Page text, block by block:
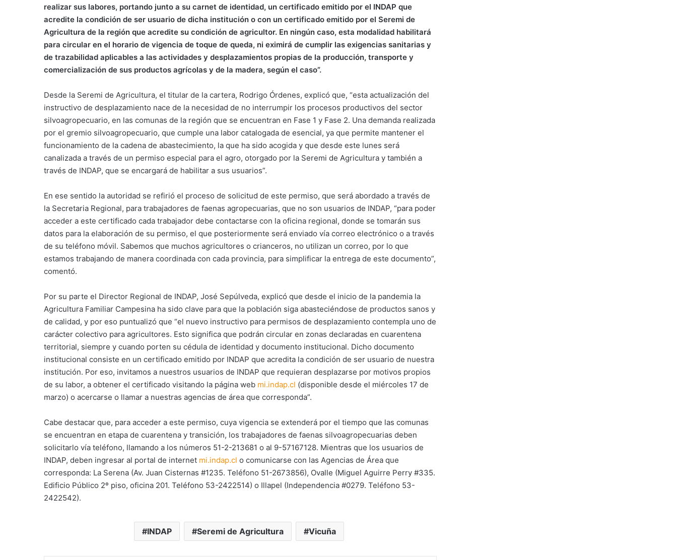
realizar sus labores, portando junto a su carnet de identidad, un certificado emitido por el INDAP que
acredite la condición de ser usuario de dicha institución o con un certificado emitido por el Seremi de
Agricultura de la región que acredite su condición de agricultor. En ningún caso, esta modalidad habilitará
para circular en el horario de vigencia de toque de queda, ni eximirá de cumplir las exigencias sanitarias y
de trazabilidad aplicables a las actividades y desplazamientos propias de la producción, transporte y
comercialización de sus productos agrícolas y de la madera, según el caso”.
Desde la Seremi de Agricultura, el titular de la cartera, Rodrigo Órdenes, explicó que, “esta actualización del
instructivo de desplazamiento nace de la necesidad de no interrumpir los procesos productivos del sector
silvoagropecuario, en las comunas de la región que se encuentran en Fase 1 y Fase 2. Una demanda realizada
por el gremio silvoagropecuario, que cumple una labor catalogada de esencial, ya que permite mantener el
funcionamiento de la cadena de abastecimiento, la que ha sido acogida y que desde este lunes será
canalizada a través de un permiso especial para el agro, otorgado por la Seremi de Agricultura y también a
través de INDAP, que se encargará de habilitar a sus usuarios”.
En ese sentido la autoridad se refirió el proceso de solicitud de este permiso, que será abordado a través de
la Secretaria Regional, para trabajadores de faenas agropecuarias, que no son usuarios de INDAP, “para poder
acceder a este certificado cada trabajador debe contactarse con la oficina regional, donde se tomarán sus
datos para la elaboración de su permiso, el que posteriormente será enviado vía correo electrónico o a través
de su teléfono móvil. Sabemos que muchos agricultores o crianceros, no utilizan un correo, por lo que
estamos trabajando de manera coordinada con cada provincia, para simplificar la entrega de este documento”,
comentó.
Por su parte el Director Regional de INDAP, José Sepúlveda, explicó que desde el inicio de la pandemia la
Agricultura Familiar Campesina ha sido clave para que la población siga abasteciéndose de productos sanos y
de calidad, y por eso puntualizó que “el nuevo instructivo para permisos de desplazamiento contempla uno de
carácter colectivo para agricultores. Esto significa que podrán circular en zonas declaradas en cuarentena
territorial, siempre y cuando porten su cédula de identidad y documento institucional. Dicho documento
institucional consiste en un certificado emitido por INDAP que acredita la condición de ser usuario de nuestra
institución. Por eso, invitamos a nuestros usuarios de INDAP que requieran desplazarse por motivos propios
de su labor, a obtener el certificado visitando la página web mi.indap.cl (disponible desde el miércoles 17 de
marzo) o acercarse o llamar a nuestras agencias de área que corresponda”.
Cabe destacar que, para acceder a este permiso, cuya vigencia se extenderá por el tiempo que las comunas
se encuentran en etapa de cuarentena y transición, los trabajadores de faenas silvoagropecuarias deben
solicitarlo vía teléfono, llamando a los números 51-2-213681 o al 9-57167128. Mientras que los usuarios de
INDAP, deben ingresar al portal de internet mi.indap.cl o comunicarse con las Agencias de Área que
corresponda: La Serena (Av. Juan Cisternas #1235. Teléfono 51-2673856), Ovalle (Miguel Aguirre Perry #335.
Edificio Público 2º piso, oficina 201. Teléfono 53-2422514) o Illapel (Independencia #0279. Teléfono 53-
2422542).
INDAP Seremi de Agricultura Vicuña